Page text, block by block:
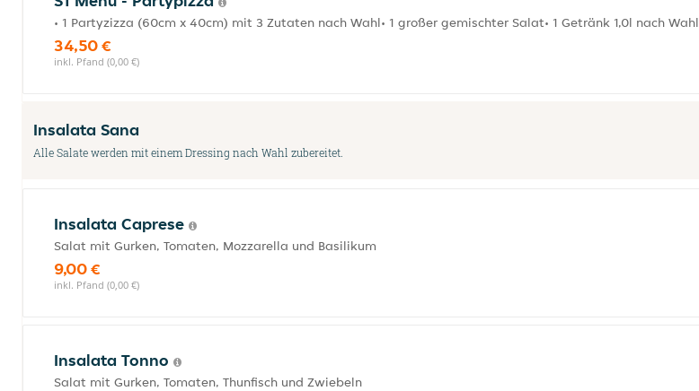
• 1 Partyzizza (60cm x 40cm) mit 3 Zutaten nach Wahl• 1 großer gemischter Salat• 1 Getränk 1,0l nach Wahl
34,50 €
inkl. Pfand (0,00 €)
Insalata Sana
Alle Salate werden mit einem Dressing nach Wahl zubereitet.
Insalata Caprese
Salat mit Gurken, Tomaten, Mozzarella und Basilikum
9,00 €
inkl. Pfand (0,00 €)
Insalata Tonno
Salat mit Gurken, Tomaten, Thunfisch und Zwiebeln